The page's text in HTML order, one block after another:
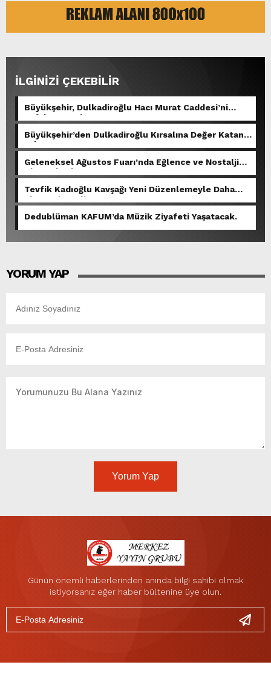
İLGİNİZİ ÇEKEBİLİR
Büyükşehir, Dulkadiroğlu Hacı Murat Caddesi’ni
Asfalta Hazırlıyor.
Büyükşehir’den Dulkadiroğlu Kırsalına Değer Katan
Yol Yatırımı.
Geleneksel Ağustos Fuarı’nda Eğlence ve Nostalji
Bir Aradaydı.
Tevfik Kadıoğlu Kavşağı Yeni Düzenlemeyle Daha
Akıcı Hale Geliyor.
Dedublüman KAFUM’da Müzik Ziyafeti Yaşatacak.
YORUM YAP
Yorum Yap
Günün önemli haberlerinden anında bilgi sahibi olmak
istiyorsanız eğer haber bültenine üye olun.